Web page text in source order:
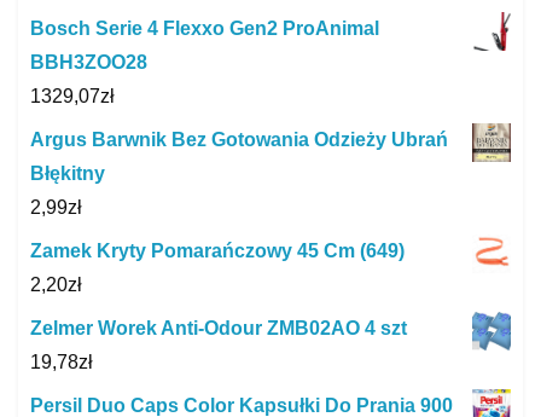
Bosch Serie 4 Flexxo Gen2 ProAnimal
BBH3ZOO28
1329,07zł
Argus Barwnik Bez Gotowania Odzieży Ubrań
Błękitny
2,99zł
Zamek Kryty Pomarańczowy 45 Cm (649)
2,20zł
Zelmer Worek Anti-Odour ZMB02AO 4 szt
19,78zł
Persil Duo Caps Color Kapsułki Do Prania 900